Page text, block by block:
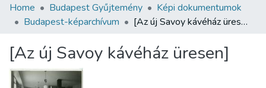
Communities & Collections
Statistics
About us
Home Budapest Gyűjtemény
Képi dokumentumok
Budapest-képarchívum
[Az új Savoy kávéház üresen]
[Az új Savoy kávéház üresen]